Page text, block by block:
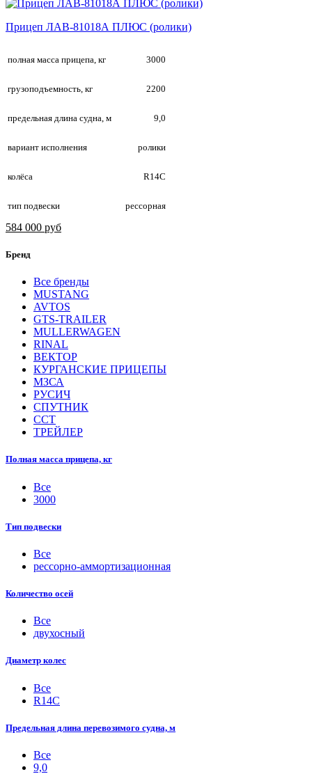
Прицеп ЛАВ-81018А ПЛЮС (ролики)
полная масса прицепа, кг 3000
грузоподъемность, кг 2200
предельная длина судна, м 9,0
вариант исполнения ролики
колёса R14С
тип подвески рессорная
584 000 руб
Бренд
Все бренды
MUSTANG
AVTOS
GTS-TRAILER
MULLERWAGEN
RINAL
ВЕКТОР
КУРГАНСКИЕ ПРИЦЕПЫ
МЗСА
РУСИЧ
СПУТНИК
ССТ
ТРЕЙЛЕР
Полная масса прицепа, кг
Все
3000
Тип подвески
Все
рессорно-аммортизационная
Количество осей
Все
двухосный
Диаметр колес
Все
R14С
Предельная длина перевозимого судна, м
Все
9,0